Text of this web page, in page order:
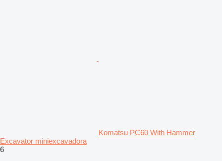
Komatsu PC60 With Hammer
Excavator miniexcavadora
6